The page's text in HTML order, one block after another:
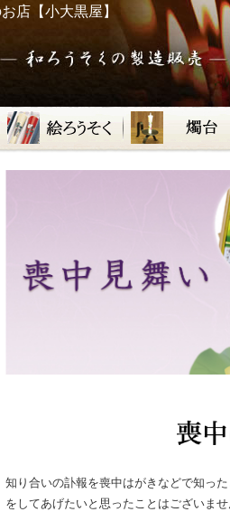
店【小大黒屋】
知り合いの訃報を喪中はがきなどで知っ
をしてあげたいと思ったことはございませ